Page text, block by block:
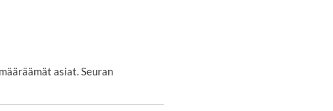
asiat. Seuran